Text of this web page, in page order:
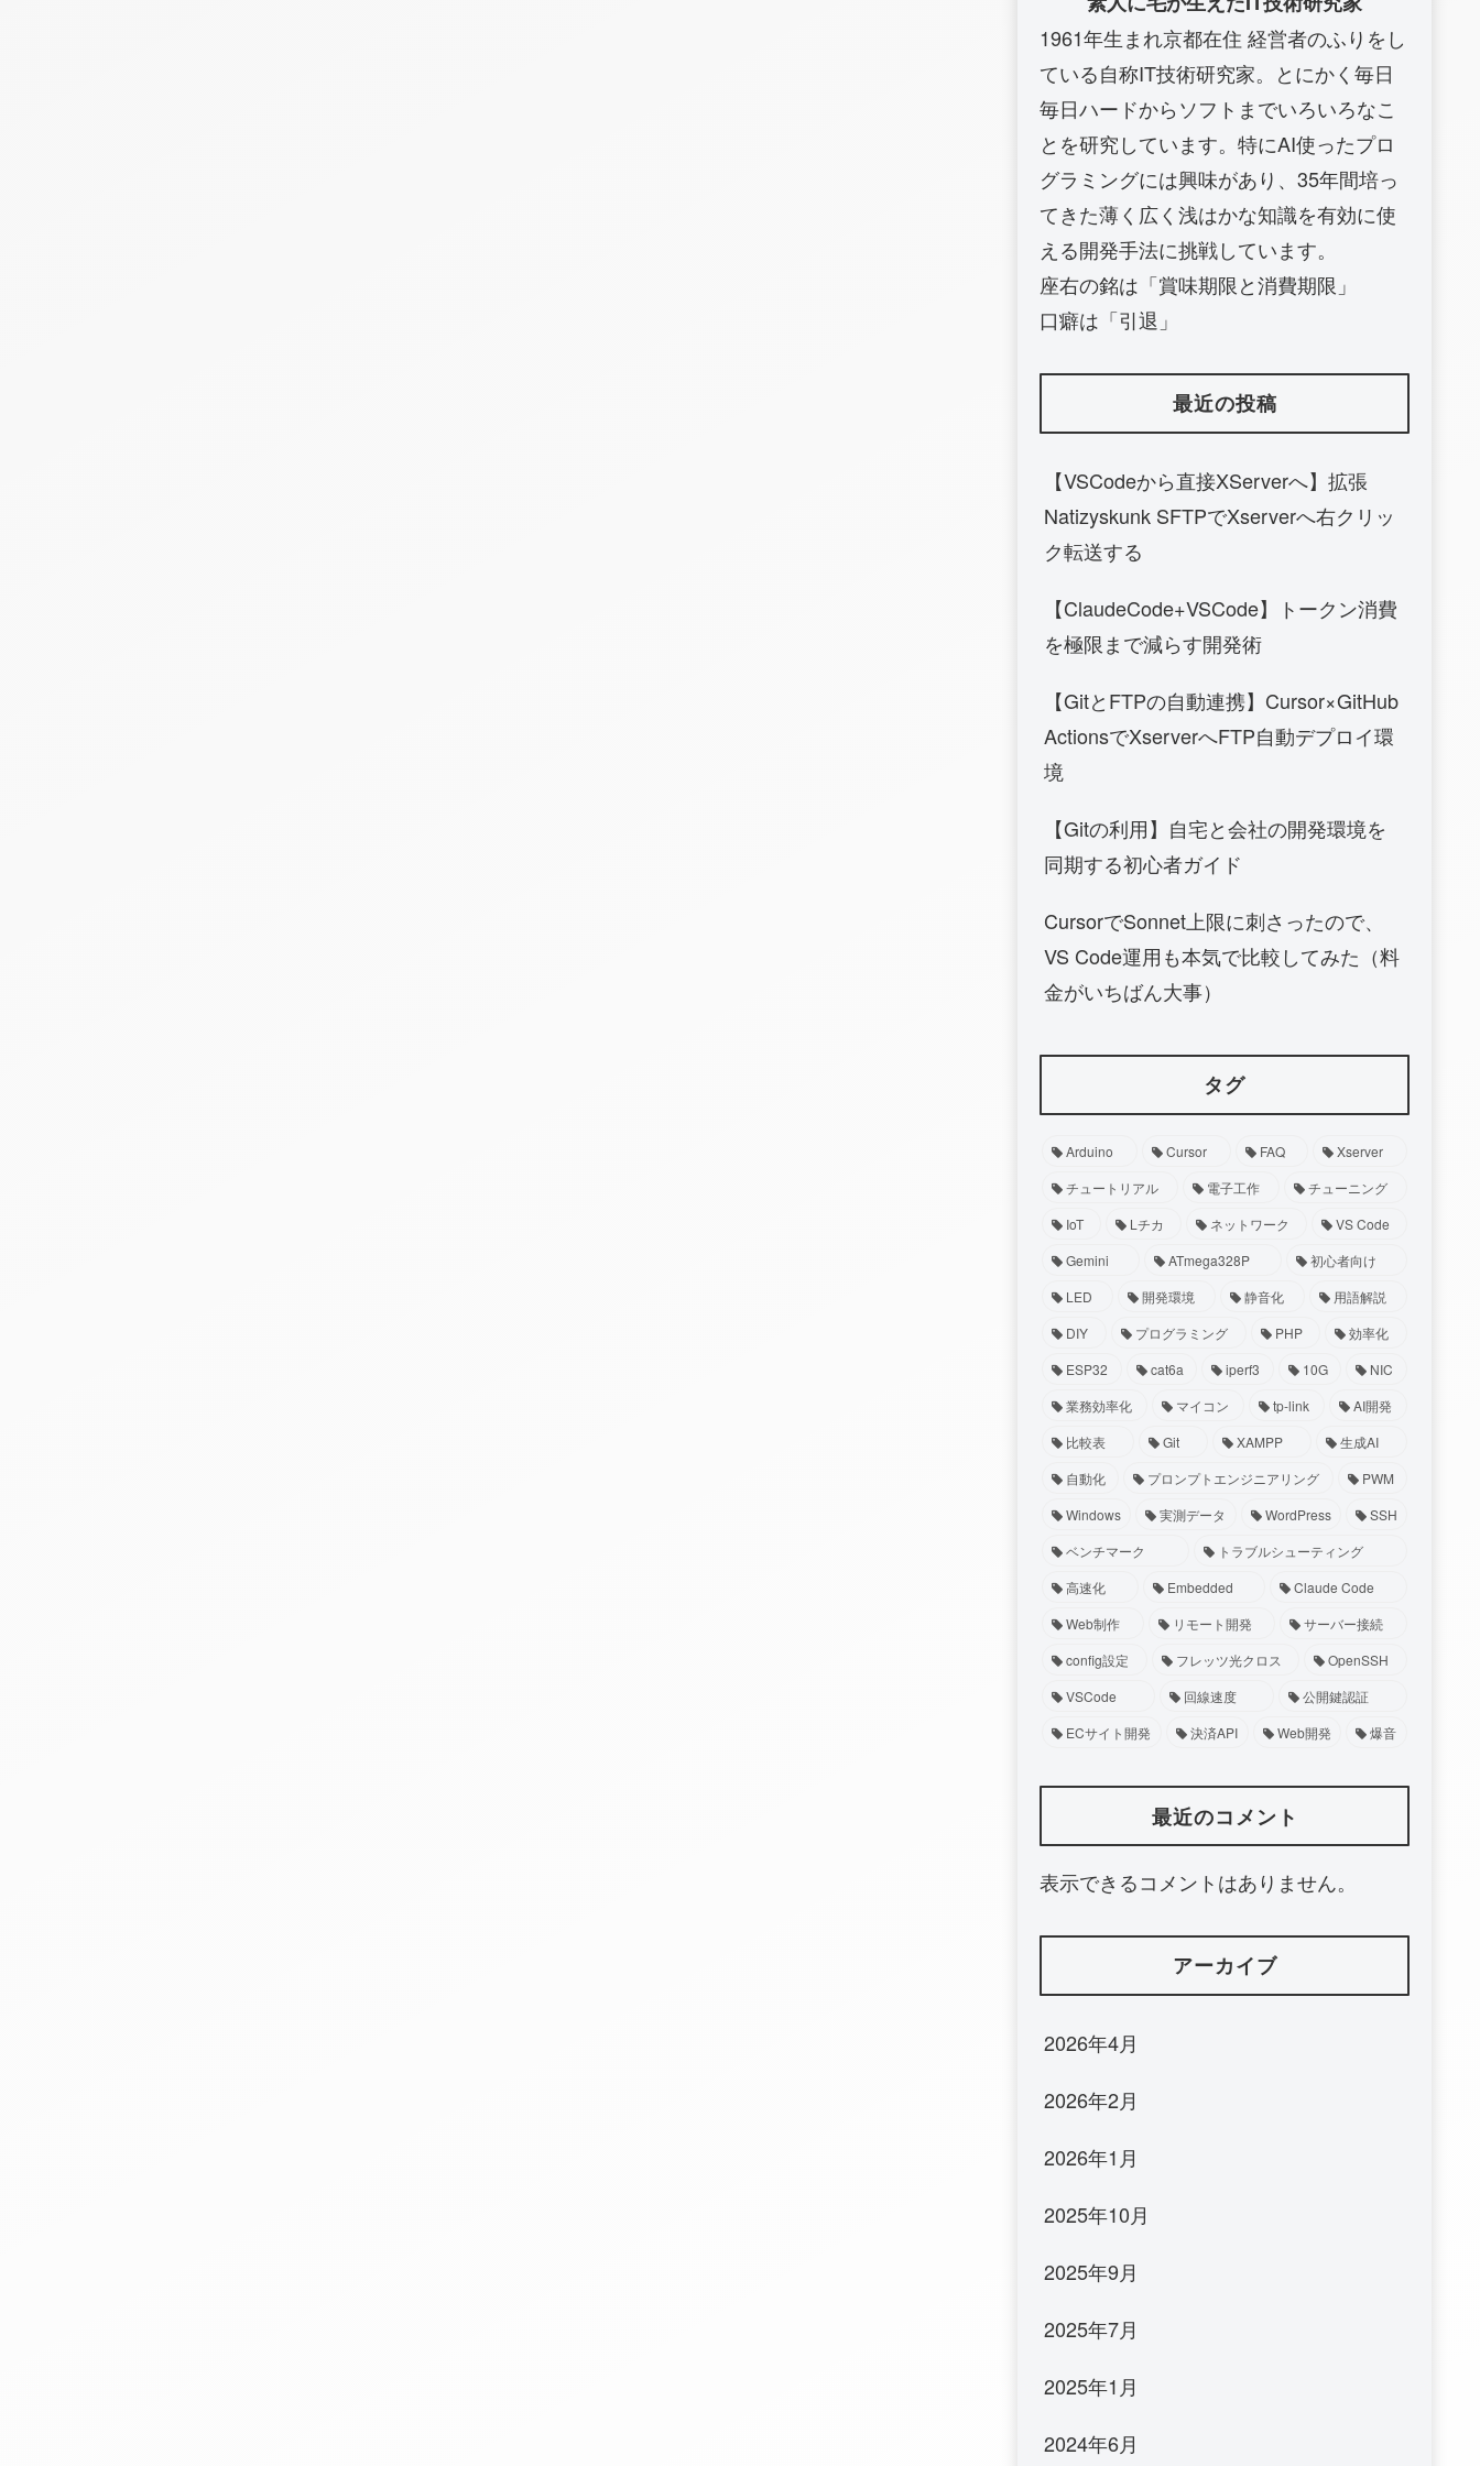
1961年生まれ京都在住 経営者のふりをし
ている自称IT技術研究家。とにかく毎日
毎日ハードからソフトまでいろいろなこ
とを研究しています。特にAI使ったプロ
グラミングには興味があり、35年間培っ
てきた薄く広く浅はかな知識を有効に使
える開発手法に挑戦しています。
座右の銘は「賞味期限と消費期限」
口癖は「引退」
最近の投稿
【VSCodeから直接XServerへ】拡張
Natizyskunk SFTPでXserverへ右クリッ
ク転送する
【ClaudeCode+VSCode】トークン消費
を極限まで減らす開発術
【GitとFTPの自動連携】Cursor×GitHub
ActionsでXserverへFTP自動デプロイ環
境
【Gitの利用】自宅と会社の開発環境を
同期する初心者ガイド
CursorでSonnet上限に刺さったので、
VS Code運用も本気で比較してみた（料
金がいちばん大事）
タグ
Arduino Cursor FAQ
Xserver
チュートリアル
電子工作
チューニング
IoT
Lチカ ネットワーク
VS Code
Gemini
ATmega328P
初心者向け
LED
開発環境 静音化
用語解説
DIY
プログラミング PHP
効率化
ESP32
cat6a iperf3 10G
NIC
業務効率化
マイコン tp-link
AI開発
比較表
Git XAMPP
生成AI
自動化
プロンプトエンジニアリング
PWM
Windows
実測データ WordPress
SSH
ベンチマーク
トラブルシューティング
高速化
Embedded
Claude Code
Web制作
リモート開発
サーバー接続
config設定
フレッツ光クロス
OpenSSH
VSCode
回線速度
公開鍵認証
ECサイト開発
決済API Web開発 爆音
最近のコメント
表示できるコメントはありません。
アーカイブ
2026年4月
2026年2月
2026年1月
2025年10月
2025年9月
2025年7月
2025年1月
2024年6月